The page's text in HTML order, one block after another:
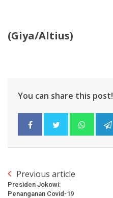
(Giya/Altius)
You can share this post!
Previous article
Presiden Jokowi:
Penanganan Covid-19